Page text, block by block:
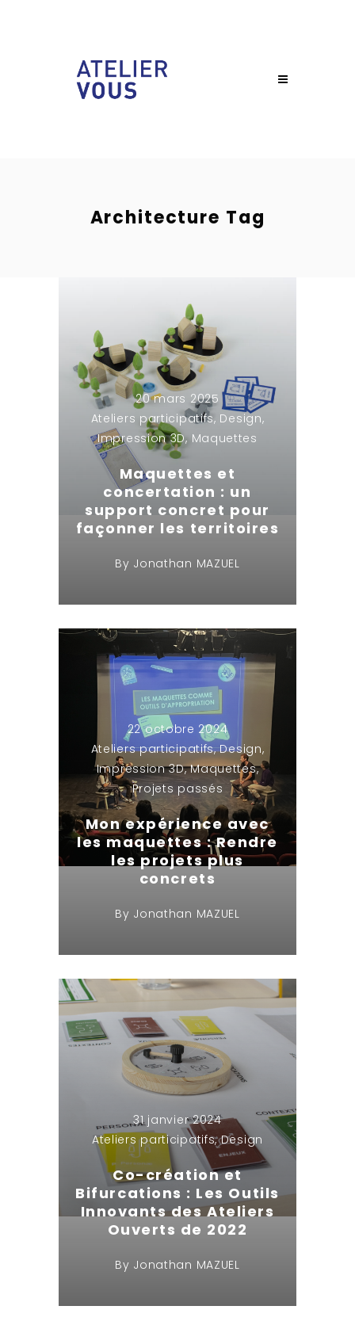
Architecture Tag
20 mars 2025
Ateliers participatifs, Design,
Impression 3D, Maquettes
Maquettes et
concertation : un
support concret pour
façonner les territoires
By Jonathan MAZUEL
22 octobre 2024
Ateliers participatifs,Design,
Impression 3D,Maquettes,
Projets passés
Mon expérience avec
les maquettes : Rendre
les projets plus
concrets
By Jonathan MAZUEL
31 janvier 2024
Ateliers participatifs,Design
Co-création et
Bifurcations : Les Outils
Innovants des Ateliers
Ouverts de 2022
By Jonathan MAZUEL